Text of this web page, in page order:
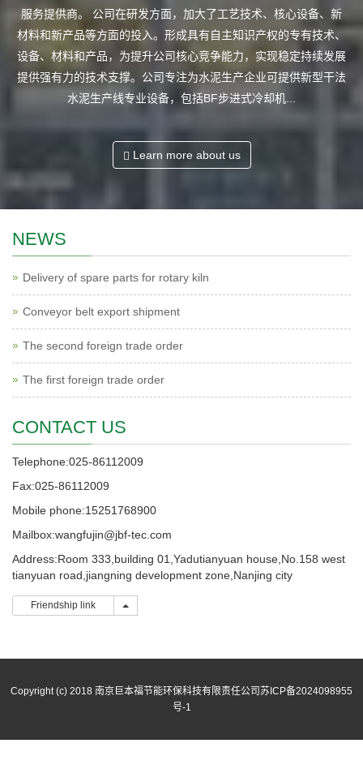
服务提供商。 公司在研发方面，加大了工艺技术、核心设备、新
材料和新产品等方面的投入。形成具有自主知识产权的专有技术、
设备、材料和产品，为提升公司核心竞争能力，实现稳定持续发展
提供强有力的技术支撑。公司专注为水泥生产企业可提供新型干法
水泥生产线专业设备，包括BF步进式冷却机...
Learn more about us
NEWS
Delivery of spare parts for rotary kiln
Conveyor belt export shipment
The second foreign trade order
The first foreign trade order
CONTACT US
Telephone:025-86112009
Fax:025-86112009
Mobile phone:15251768900
Mailbox:wangfujin@jbf-tec.com
Address:Room 333,building 01,Yadutianyuan house,No.158 west
tianyuan road,jiangning development zone,Nanjing city
Friendship link Friendship link
Copyright (c) 2018 南京巨本福节能环保科技有限责任公司 苏ICP备2024098955
号-1